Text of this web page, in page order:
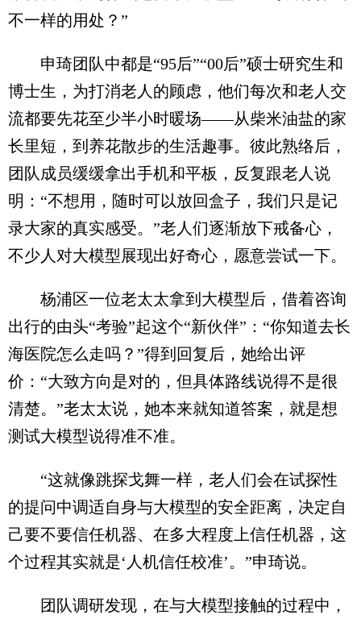
不一样的用处？”
申琦团队中都是“95后”“00后”硕士研究生和
博士生，为打消老人的顾虑，他们每次和老人交
流都要先花至少半小时暖场——从柴米油盐的家
长里短，到养花散步的生活趣事。彼此熟络后，
团队成员缓缓拿出手机和平板，反复跟老人说
明：“不想用，随时可以放回盒子，我们只是记
录大家的真实感受。”老人们逐渐放下戒备心，
不少人对大模型展现出好奇心，愿意尝试一下。
杨浦区一位老太太拿到大模型后，借着咨询
出行的由头“考验”起这个“新伙伴”：“你知道去长
海医院怎么走吗？”得到回复后，她给出评
价：“大致方向是对的，但具体路线说得不是很
清楚。”老太太说，她本来就知道答案，就是想
测试大模型说得准不准。
“这就像跳探戈舞一样，老人们会在试探性
的提问中调适自身与大模型的安全距离，决定自
己要不要信任机器、在多大程度上信任机器，这
个过程其实就是‘人机信任校准’。”申琦说。
团队调研发现，在与大模型接触的过程中，